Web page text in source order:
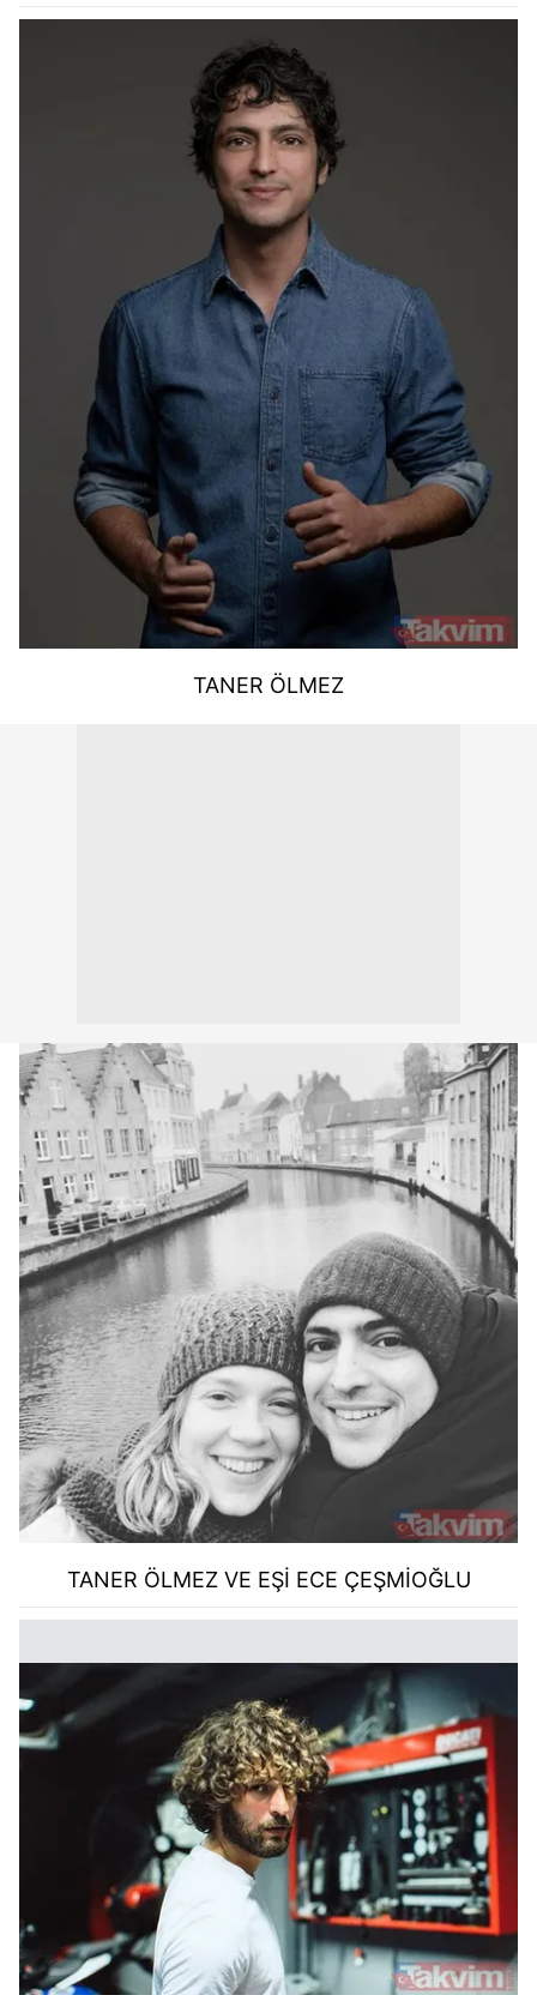
TANER ÖLMEZ
TANER ÖLMEZ VE EŞİ ECE ÇEŞMİOĞLU